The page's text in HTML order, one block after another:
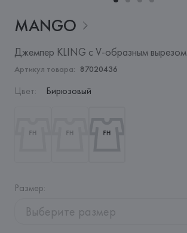
MANGO
Джемпер KLING с V-образным вырезом
Артикул товара: 87020436
Цвет: Бирюзовый
Размер:
Выберите размер